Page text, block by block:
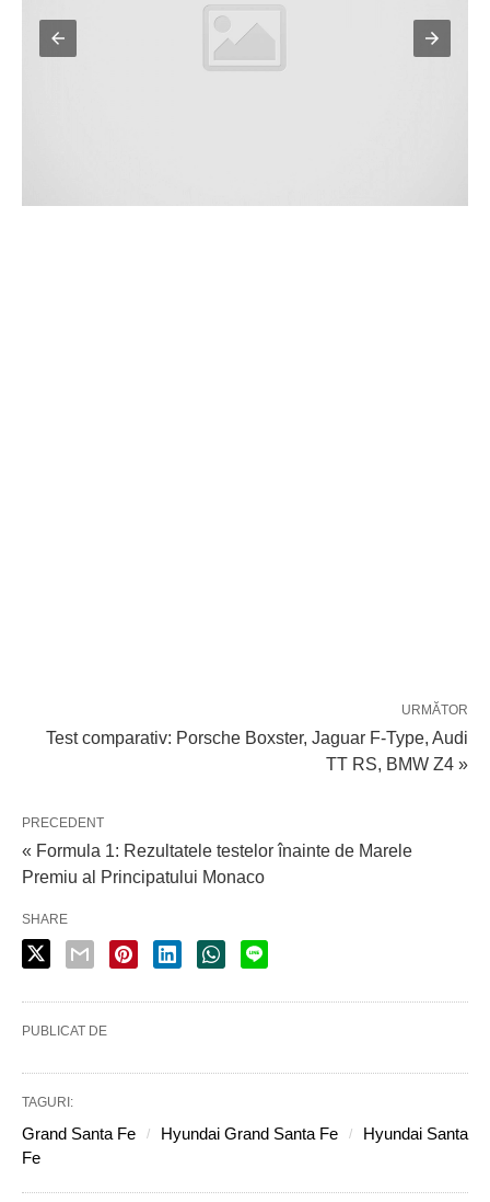
URMĂTOR
Test comparativ: Porsche Boxster, Jaguar F-Type, Audi
TT RS, BMW Z4 »
PRECEDENT
« Formula 1: Rezultatele testelor înainte de Marele
Premiu al Principatului Monaco
SHARE
PUBLICAT DE
TAGURI:
Grand Santa Fe Hyundai Grand Santa Fe
Hyundai Santa
Fe